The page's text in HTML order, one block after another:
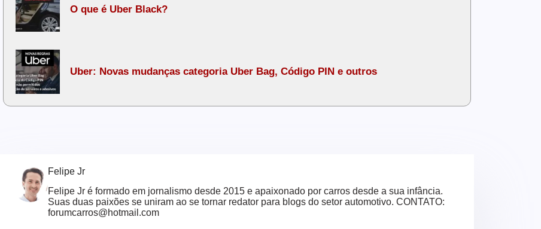
O que é Uber Black?
Uber: Novas mudanças categoria Uber Bag, Código PIN e outros
Felipe Jr
Felipe Jr é formado em jornalismo desde 2015 e apaixonado por carros desde a sua infância.
Suas duas paixões se uniram ao se tornar redator para blogs do setor automotivo. CONTATO:
forumcarros@hotmail.com